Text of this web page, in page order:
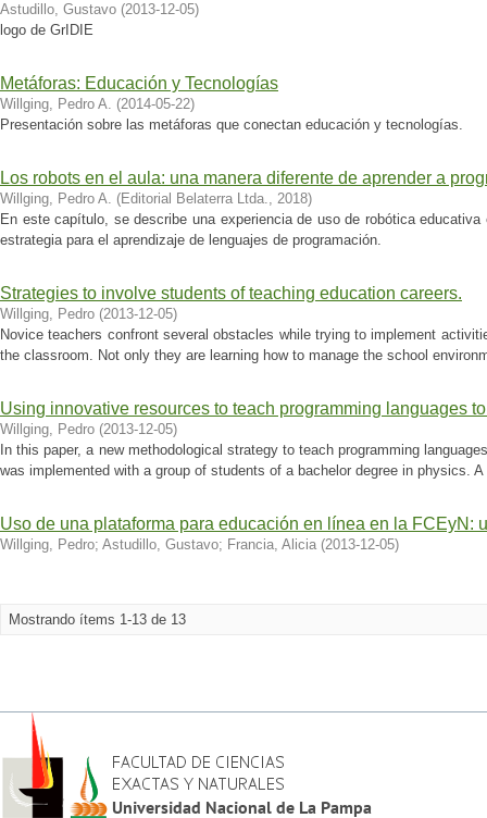
Astudillo, Gustavo (2013-12-05)
logo de GrIDIE
Metáforas: Educación y Tecnologías
Willging, Pedro A. (2014-05-22)
Presentación sobre las metáforas que conectan educación y tecnologías.
Los robots en el aula: una manera diferente de aprender a
Willging, Pedro A. (Editorial Belaterra Ltda., 2018)
En este capítulo, se describe una experiencia de uso de robótica
estrategia para el aprendizaje de lenguajes de programación.
Strategies to involve students of teaching education careers.
Willging, Pedro (2013-12-05)
Novice teachers confront several obstacles while trying to implement
the classroom. Not only they are learning how to manage the school
Using innovative resources to teach programming languages
Willging, Pedro (2013-12-05)
In this paper, a new methodological strategy to teach programming
was implemented with a group of students of a bachelor degree in physics.
Uso de una plataforma para educación en línea en la FCEyN:
Willging, Pedro; Astudillo, Gustavo; Francia, Alicia (2013-12-05)
Mostrando ítems 1-13 de 13